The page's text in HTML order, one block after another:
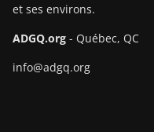
et ses environs.
ADGQ.org - Québec, QC
info@adgq.org